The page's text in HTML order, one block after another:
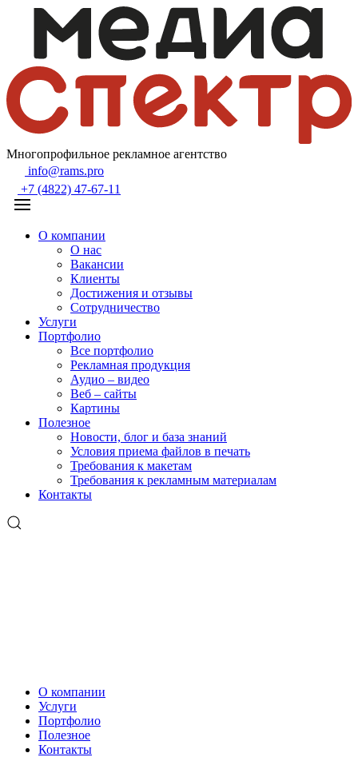
Многопрофильное рекламное агентство
info@rams.pro
+7 (4822) 47-67-11
О компании
О нас
Вакансии
Клиенты
Достижения и отзывы
Сотрудничество
Услуги
Портфолио
Все портфолио
Рекламная продукция
Аудио – видео
Веб – сайты
Картины
Полезное
Новости, блог и база знаний
Условия приема файлов в печать
Требования к макетам
Требования к рекламным материалам
Контакты
О компании
Услуги
Портфолио
Полезное
Контакты